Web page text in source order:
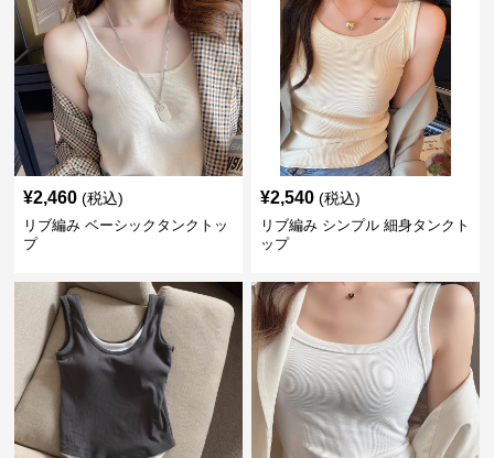
¥2,460 (税込)
リブ編み ベーシックタンクトッ
プ
¥2,540 (税込)
リブ編み シンプル 細身タンクト
ップ